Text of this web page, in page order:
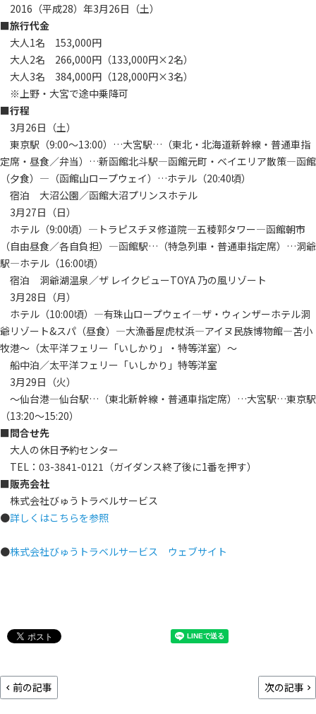
2016（平成28）年3月26日（土）
■旅行代金
大人1名 153,000円
大人2名 266,000円（133,000円×2名）
大人3名 384,000円（128,000円×3名）
※上野・大宮で途中乗降可
■行程
3月26日（土）
東京駅（9:00～13:00）…大宮駅…（東北・北海道新幹線・普通車指
定席・昼食／弁当）…新函館北斗駅―函館元町・ベイエリア散策―函館
（夕食）―（函館山ロープウェイ）…ホテル（20:40頃）
宿泊 大沼公園／函館大沼プリンスホテル
3月27日（日）
ホテル（9:00頃）―トラピスチヌ修道院―五稜郭タワー―函館朝市
（自由昼食／各自負担）―函館駅…（特急列車・普通車指定席）…洞爺
駅―ホテル（16:00頃）
宿泊 洞爺湖温泉／ザ レイクビューTOYA 乃の風リゾート
3月28日（月）
ホテル（10:00頃）―有珠山ロープウェイ―ザ・ウィンザーホテル洞
爺リゾート&スパ（昼食）―大漁番屋虎杖浜―アイヌ民族博物館―苫小
牧港～（太平洋フェリー「いしかり」・特等洋室）～
船中泊／太平洋フェリー「いしかり」特等洋室
3月29日（火）
～仙台港―仙台駅…（東北新幹線・普通車指定席）…大宮駅…東京駅
（13:20～15:20）
■問合せ先
大人の休日予約センター
TEL：03-3841-0121（ガイダンス終了後に1番を押す）
■販売会社
株式会社びゅうトラベルサービス
●詳しくはこちらを参照
●株式会社びゅうトラベルサービス ウェブサイト
前の記事 次の記事